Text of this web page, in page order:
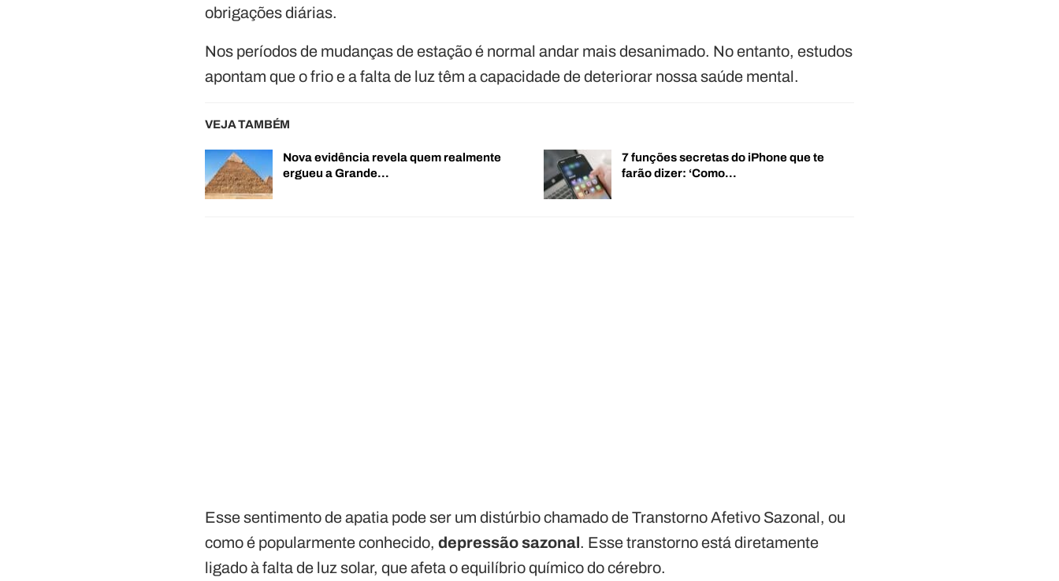
obrigações diárias.
Nos períodos de mudanças de estação é normal andar mais desanimado. No entanto, estudos
apontam que o frio e a falta de luz têm a capacidade de deteriorar nossa saúde mental.
VEJA TAMBÉM
Nova evidência revela quem realmente
ergueu a Grande…
7 funções secretas do iPhone que te
farão dizer: ‘Como…
Esse sentimento de apatia pode ser um distúrbio chamado de Transtorno Afetivo Sazonal, ou
como é popularmente conhecido,depressão sazonal. Esse transtorno está diretamente
ligado à falta de luz solar, que afeta o equilíbrio químico do cérebro.